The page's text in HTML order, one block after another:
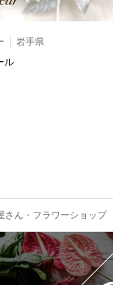
岩手県
ル
さん・フラワーショップ